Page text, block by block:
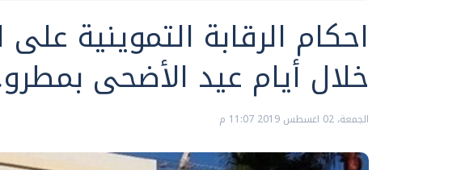
احكام الرقابة التموينية
خلال أيام عيد الأضحى
الجمعة، 02 اغسطس 2019 11:07 م